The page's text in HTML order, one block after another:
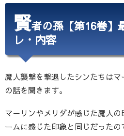
賢者の孫【第16巻】
レ・内容
魔人襲撃を撃退したシンたちは
の話を聞きます。
マーリンやメリダが感じた魔人
ームに感じた印象と同じだったの